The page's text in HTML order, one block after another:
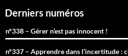
Derniers numéros
n°338 – Gérer n’est pas innocent !
n°337 – Apprendre dans l’incertitude